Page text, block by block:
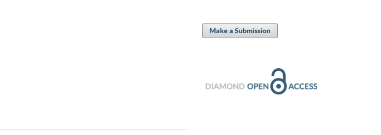
Make a Submission